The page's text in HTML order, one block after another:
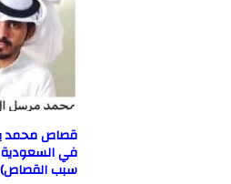
قصاص محمد بن مرسل
في السعودية (القصة +
سبب القصاص)